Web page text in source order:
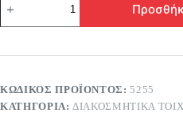
τοίχου
-
ΚΩΔΙΚΌΣ ΠΡΟΪΌΝΤΟΣ:5255
ΚΑΤΗΓΟΡΊΑ: ΔΙΑΚΟΣΜΗΤΙΚΆ